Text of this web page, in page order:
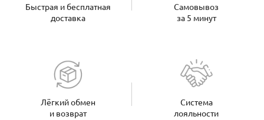
Быстрая и бесплатная
доставка
Самовывоз
за 5 минут
Лёгкий обмен
и возврат
Система
лояльности